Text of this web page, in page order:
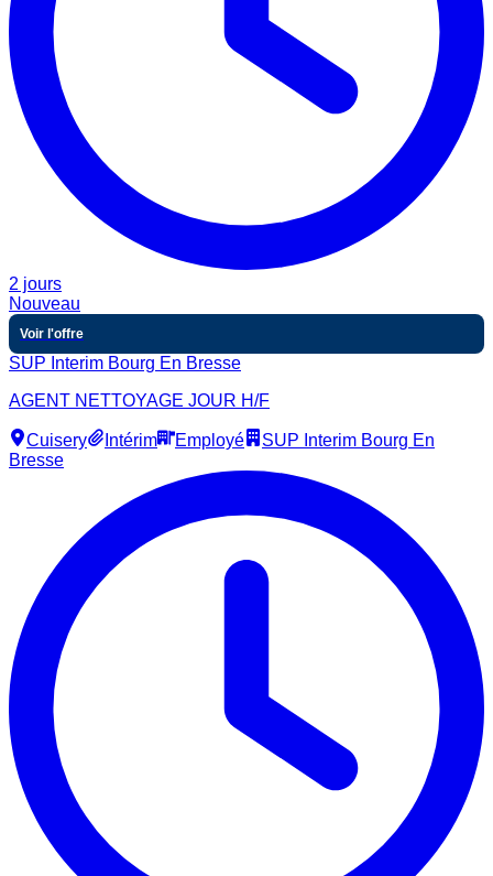
2 jours
Nouveau
Voir l'offre
SUP Interim Bourg En Bresse
AGENT NETTOYAGE JOUR H/F
Cuisery Intérim Employé
SUP Interim Bourg En
Bresse